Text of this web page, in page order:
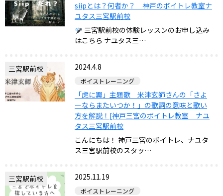
siipとは？何者か？ 神戸のボイトレ教室ナ
ユタス三宮駅前校
三宮駅前校の体験レッスンのお申し込み
はこちら ナユタス三…
三宮駅前校 2024.4.8
ボイストレーニング
「虎に翼」主題歌 米津玄師さんの「さよ
ーならまたいつか！」の歌詞の意味と歌い
方を解説！[神戸三宮のボイトレ教室 ナユ
タス三宮駅前校
こんにちは！ 神戸三宮のボイトレ、ナユタ
ス三宮駅前校のスタッ…
三宮駅前校 2025.11.19
ボイストレーニング